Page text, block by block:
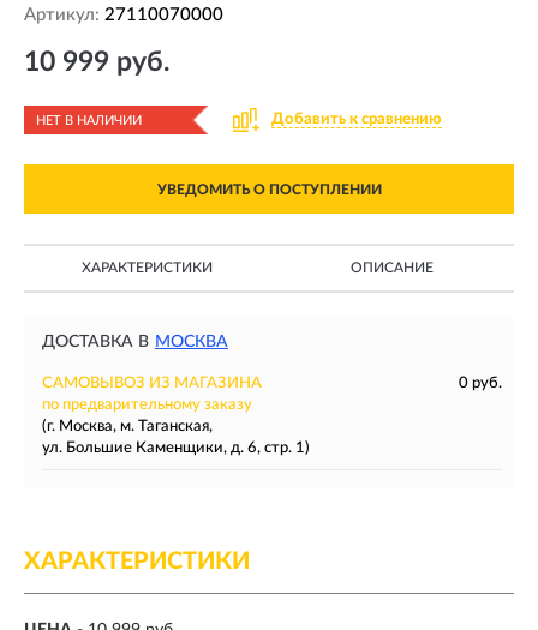
Артикул: 27110070000
10 999 руб.
НЕТ В НАЛИЧИИ Добавить к сравнению
УВЕДОМИТЬ О ПОСТУПЛЕНИИ
ХАРАКТЕРИСТИКИ ОПИСАНИЕ
ДОСТАВКА В МОСКВА
САМОВЫВОЗ ИЗ МАГАЗИНА
0 руб.
по предварительному заказу
(г. Москва, м. Таганская,
ул. Большие Каменщики, д. 6, стр. 1)
ХАРАКТЕРИСТИКИ